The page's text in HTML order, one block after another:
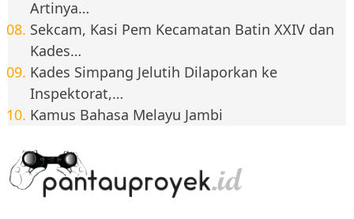
Artinya…
Sekcam, Kasi Pem Kecamatan Batin XXIV dan
Kades…
Kades Simpang Jelutih Dilaporkan ke
Inspektorat,…
Kamus Bahasa Melayu Jambi